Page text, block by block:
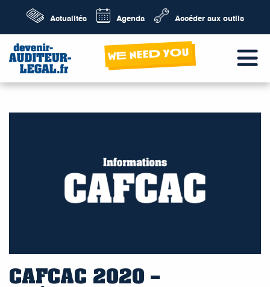
Actualités Agenda Accéder aux outils
wE neeD yOu
CAFCAC 2020 –